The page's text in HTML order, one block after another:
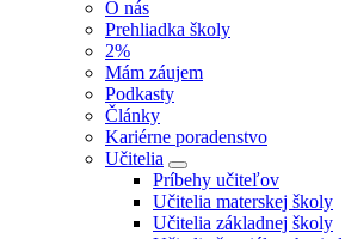
O nás
Prehliadka školy
2%
Mám záujem
Podkasty
Články
Kariérne poradenstvo
Učitelia
Príbehy učiteľov
Učitelia materskej školy
Učitelia základnej školy